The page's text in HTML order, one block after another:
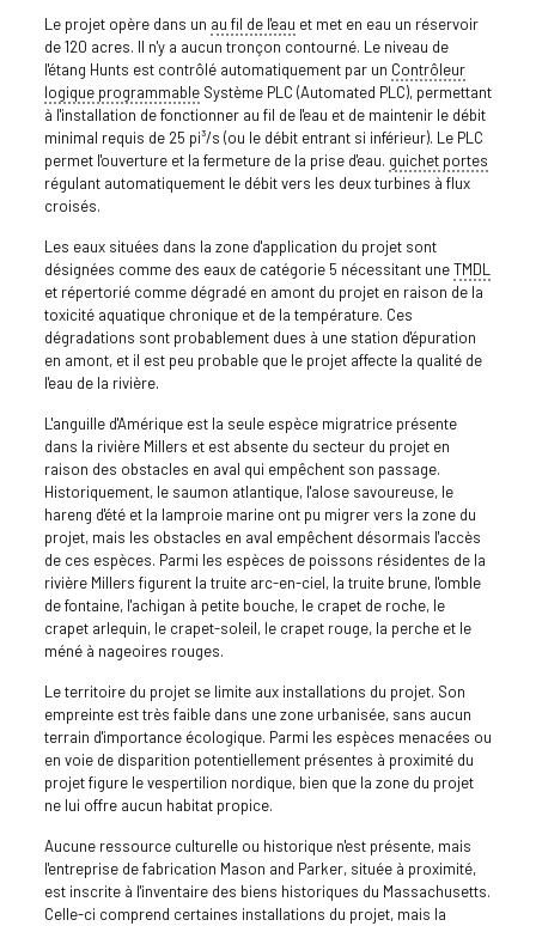
Le projet opère dans un au fil de l'eau et met en eau un réservoir
de 120 acres. Il n'y a aucun tronçon contourné. Le niveau de
l'étang Hunts est contrôlé automatiquement par un Contrôleur
logique programmableSystème PLC (Automated PLC), permettant
à l'installation de fonctionner au fil de l'eau et de maintenir le débit
minimal requis de 25 pi³/s (ou le débit entrant si inférieur). Le PLC
permet l'ouverture et la fermeture de la prise d'eau. guichet portes
régulant automatiquement le débit vers les deux turbines à flux
croisés.
Les eaux situées dans la zone d'application du projet sont
désignées comme des eaux de catégorie 5 nécessitant uneTMDL
et répertorié comme dégradé en amont du projet en raison de la
toxicité aquatique chronique et de la température. Ces
dégradations sont probablement dues à une station d'épuration
en amont, et il est peu probable que le projet affecte la qualité de
l'eau de la rivière.
L'anguille d'Amérique est la seule espèce migratrice présente
dans la rivière Millers et est absente du secteur du projet en
raison des obstacles en aval qui empêchent son passage.
Historiquement, le saumon atlantique, l'alose savoureuse, le
hareng d'été et la lamproie marine ont pu migrer vers la zone du
projet, mais les obstacles en aval empêchent désormais l'accès
de ces espèces. Parmi les espèces de poissons résidentes de la
rivière Millers figurent la truite arc-en-ciel, la truite brune, l'omble
de fontaine, l'achigan à petite bouche, le crapet de roche, le
crapet arlequin, le crapet-soleil, le crapet rouge, la perche et le
méné à nageoires rouges.
Le territoire du projet se limite aux installations du projet. Son
empreinte est très faible dans une zone urbanisée, sans aucun
terrain d'importance écologique. Parmi les espèces menacées ou
en voie de disparition potentiellement présentes à proximité du
projet figure le vespertilion nordique, bien que la zone du projet
ne lui offre aucun habitat propice.
Aucune ressource culturelle ou historique n'est présente, mais
l'entreprise de fabrication Mason and Parker, située à proximité,
est inscrite à l'inventaire des biens historiques du Massachusetts.
Celle-ci comprend certaines installations du projet, mais la